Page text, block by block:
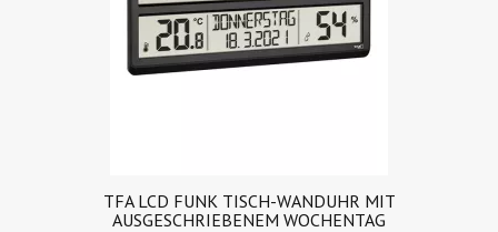
TFA LCD FUNK TISCH-WANDUHR MIT
AUSGESCHRIEBENEM WOCHENTAG